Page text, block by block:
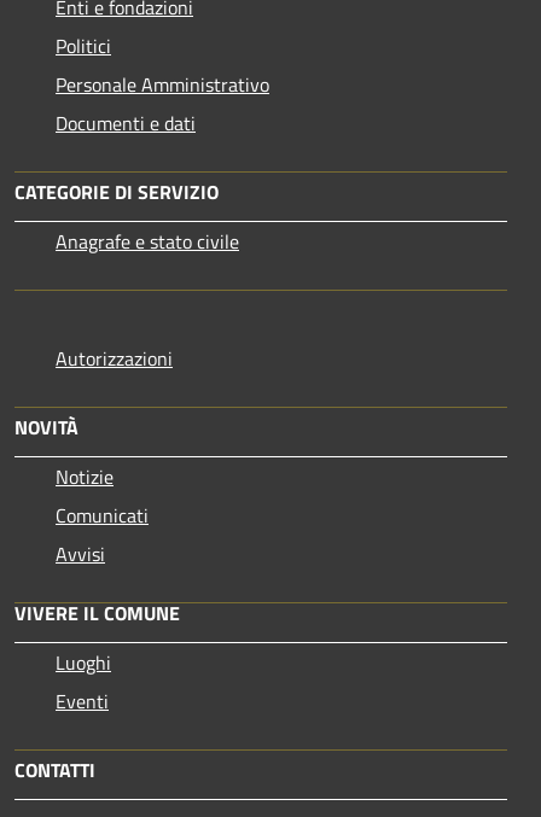
Enti e fondazioni
Politici
Personale Amministrativo
Documenti e dati
CATEGORIE DI SERVIZIO
Anagrafe e stato civile
Autorizzazioni
NOVITÀ
Notizie
Comunicati
Avvisi
VIVERE IL COMUNE
Luoghi
Eventi
CONTATTI